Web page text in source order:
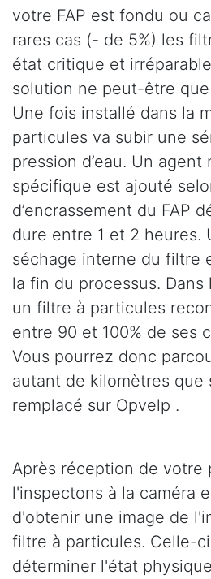
votre FAP est fondu ou
rares cas (- de 5%) les
état critique et
solution ne peut-être
Une fois installé dans la
particules va subir une
pression d’eau. Un agent
spécifique est ajouté
d’encrassement du FAP
dure entre 1 et 2 heures.
séchage interne du filtre
la fin du processus. Dans
un filtre à particules
entre 90 et 100% de ses
Vous pourrez donc
autant de kilomètres que
remplacé sur Opvelp .
Après réception de votre
l'inspectons à la caméra
d'obtenir une image de
filtre à particules. Celle-
déterminer l'état